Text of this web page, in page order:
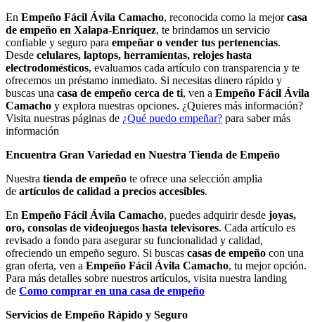
En Empeño Fácil Ávila Camacho, reconocida como la mejorcasa
de empeño en Xalapa-Enríquez, te brindamos un servicio
confiable y seguro para empeñar o vender tus pertenencias.
Desde celulares, laptops, herramientas, relojes hasta
electrodomésticos, evaluamos cada artículo con transparencia y te
ofrecemos un préstamo inmediato. Si necesitas dinero rápido y
buscas una casa de empeño cerca de ti, ven a Empeño Fácil Ávila
Camacho y explora nuestras opciones. ¿Quieres más información?
Visita nuestras páginas de ¿Qué puedo empeñar? para saber más
información
Encuentra Gran Variedad en Nuestra Tienda de Empeño
Nuestra tienda de empeño te ofrece una selección amplia
de artículos de calidad a precios accesibles.
En Empeño Fácil Ávila Camacho, puedes adquirir desde joyas,
oro, consolas de videojuegos hasta televisores. Cada artículo es
revisado a fondo para asegurar su funcionalidad y calidad,
ofreciendo un empeño seguro. Si buscas casas de empeño con una
gran oferta, ven a Empeño Fácil Ávila Camacho, tu mejor opción.
Para más detalles sobre nuestros artículos, visita nuestra landing
de Como comprar en una casa de empeño
Servicios de Empeño Rápido y Seguro